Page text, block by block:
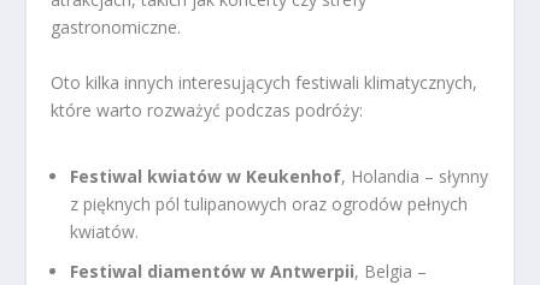
gastronomiczne.
Oto kilka innych interesujących festiwali klimatycznych,
które warto rozważyć podczas podróży:
Festiwal kwiatów w Keukenhof, Holandia – słynny
z pięknych pól tulipanowych oraz ogrodów pełnych
kwiatów.
Festiwal diamentów w Antwerpii, Belgia –